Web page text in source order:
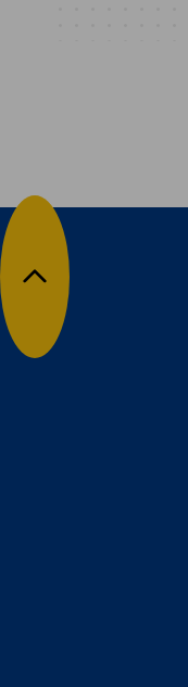
Nach oben